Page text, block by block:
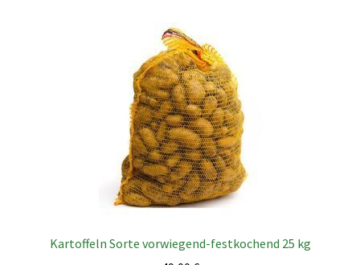
Kartoffeln Sorte vorwiegend-festkochend 25 kg